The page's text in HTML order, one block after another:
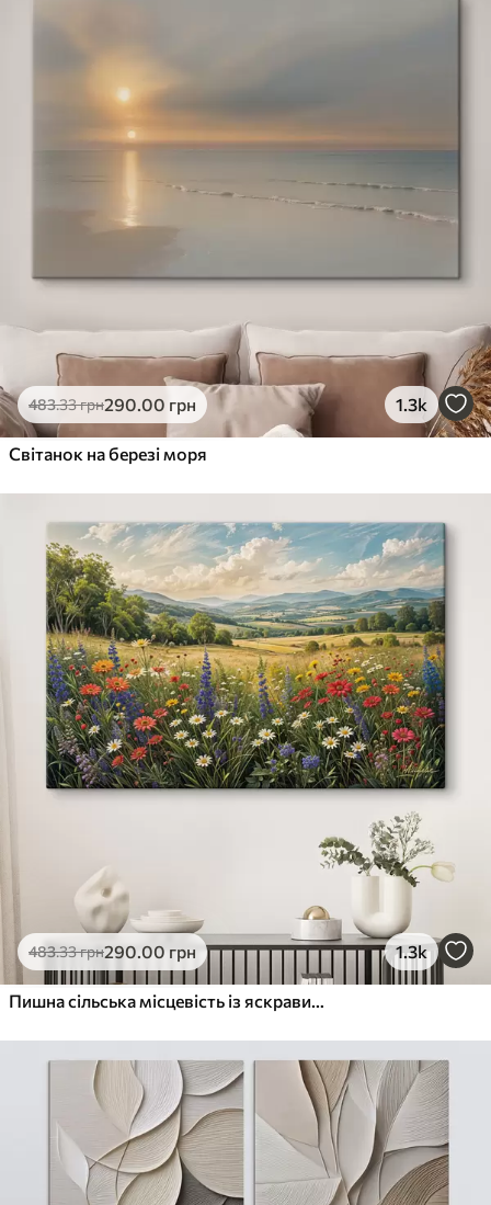
483.33грн290.00 грн 1.3k
Світанок на березі моря
483.33грн290.00 грн 1.3k
Пишна сільська місцевість із яскравим лугом диких квітів, наповненим різнокольоровими квітами під хмарним небом